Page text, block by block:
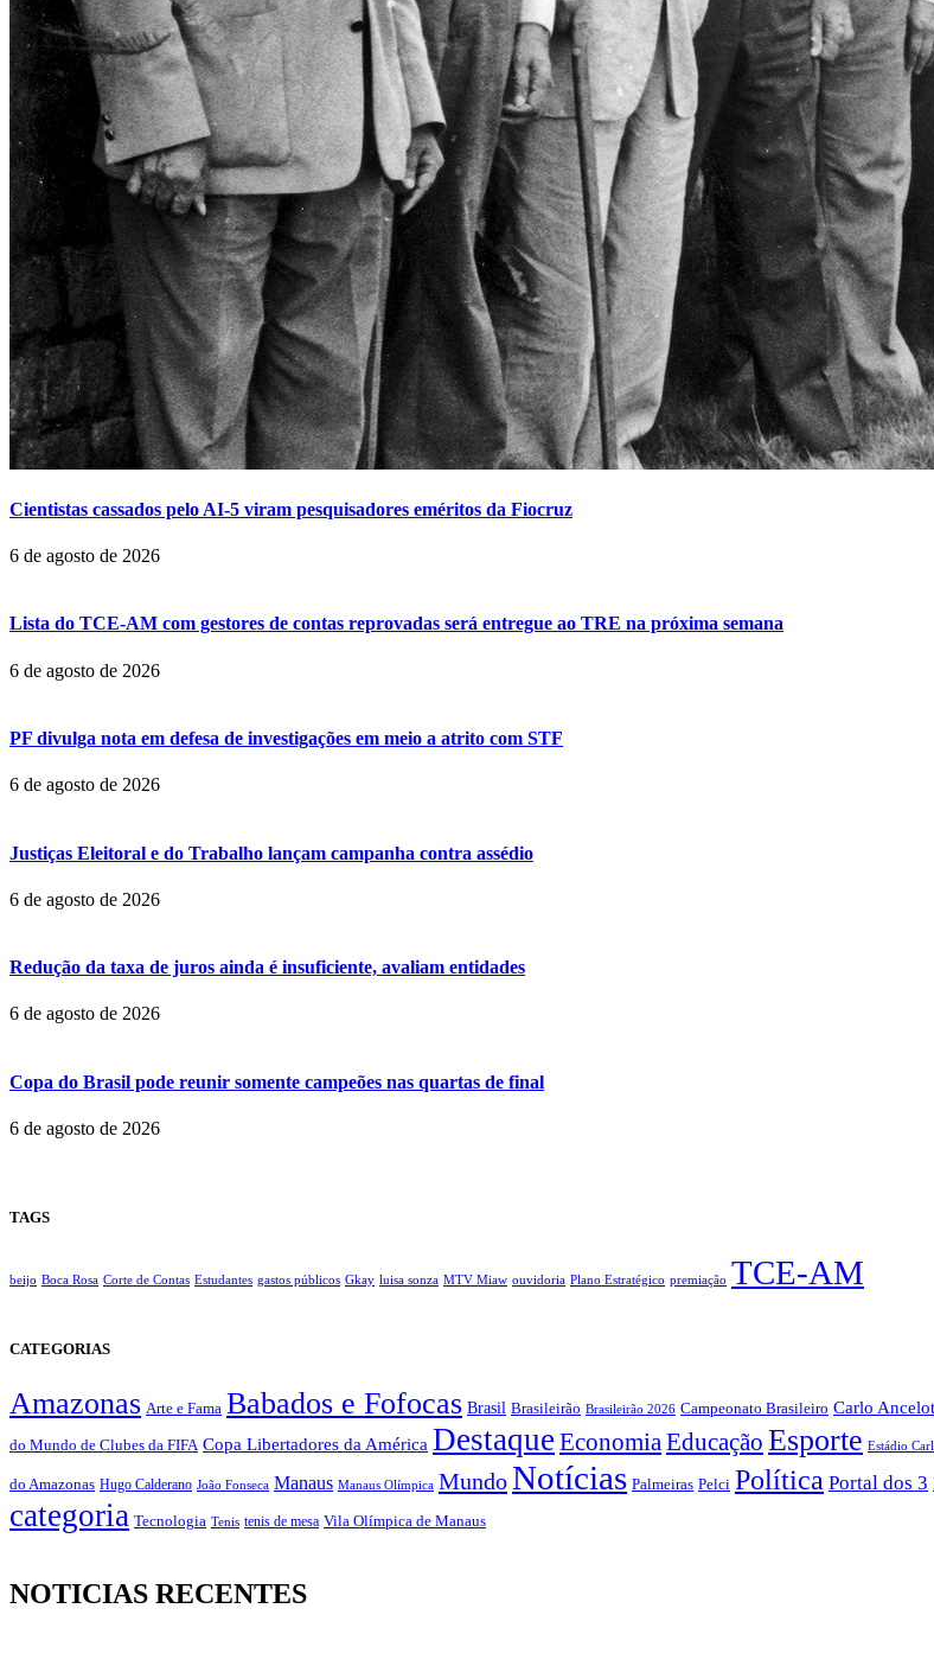
Cientistas cassados pelo AI-5 viram pesquisadores eméritos da Fiocruz
6 de agosto de 2026
Lista do TCE-AM com gestores de contas reprovadas será entregue ao TRE na próxima semana
6 de agosto de 2026
PF divulga nota em defesa de investigações em meio a atrito com STF
6 de agosto de 2026
Justiças Eleitoral e do Trabalho lançam campanha contra assédio
6 de agosto de 2026
Redução da taxa de juros ainda é insuficiente, avaliam entidades
6 de agosto de 2026
Copa do Brasil pode reunir somente campeões nas quartas de final
6 de agosto de 2026
TAGS
beijo Boca Rosa Corte de Contas Estudantes gastos públicos Gkay luisa sonza MTV Miaw ouvidoria Plano Estratégico premiação TCE-AM
CATEGORIAS
Amazonas Arte e Fama Babados e Fofocas Brasil Brasileirão Brasileirão 2026 Campeonato Brasileiro Carlo
do Mundo de Clubes da FIFA Copa Libertadores da América Destaque Economia Educação Esporte Estádio
do Amazonas Hugo Calderano João Fonseca Manaus Manaus Olímpica MundoNotícias Palmeiras Pelci Política Portal dos 3
categoria Tecnologia Tenis tenis de mesa Vila Olímpica de Manaus
NOTICIAS RECENTES